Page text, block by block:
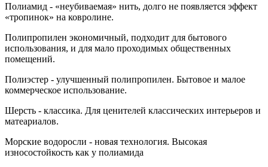
Полиамид - «неубиваемая» нить, долго не появляется эффект
«тропинок» на ковролине.
Полипропилен экономичный, подходит для бытового
использования, и для мало проходимых общественных
помещений.
Полиэстер - улучшенный полипропилен. Бытовое и малое
коммерческое использование.
Шерсть - классика. Для ценителей классических интерьеров и
матеариалов.
Морские водоросли - новая технология. Высокая
износостойкость как у полиамида